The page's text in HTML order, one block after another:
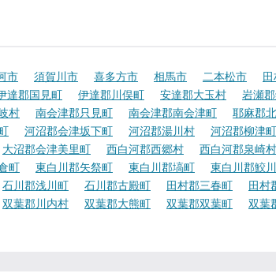
市 須賀川市 喜多方市 相馬市 二本松市
達郡国見町 伊達郡川俣町 安達郡大玉村
岩瀬
村 南会津郡只見町 南会津郡南会津町
耶麻郡
河沼郡会津坂下町 河沼郡湯川村
河沼郡柳津町
大沼郡会津美里町 西白河郡西郷村
西白河郡泉崎村
町 東白川郡矢祭町 東白川郡塙町
東白川郡鮫
石川郡浅川町 石川郡古殿町 田村郡三春町
田村
双葉郡川内村 双葉郡大熊町 双葉郡双葉町
双葉